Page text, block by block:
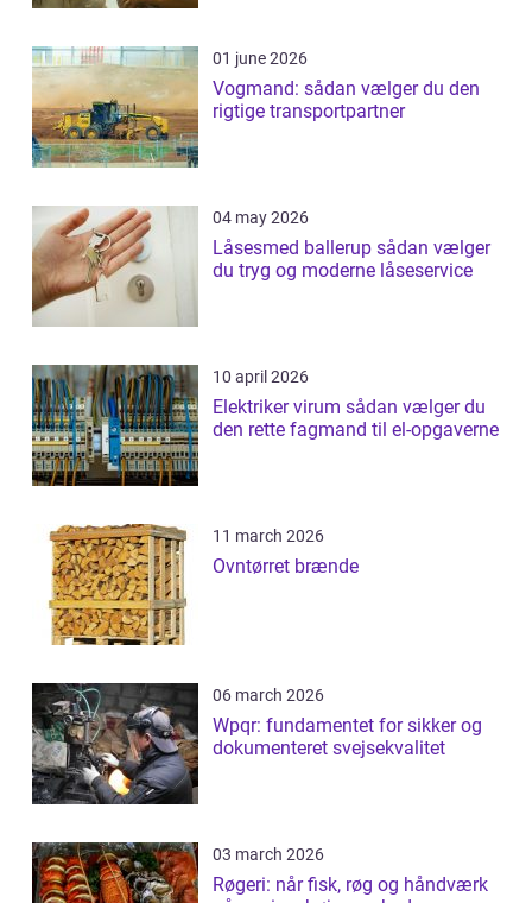
01 june 2026
Vogmand: sådan vælger du den
rigtige transportpartner
04 may 2026
Låsesmed ballerup sådan vælger
du tryg og moderne låseservice
10 april 2026
Elektriker virum sådan vælger du
den rette fagmand til el-opgaverne
11 march 2026
Ovntørret brænde
06 march 2026
Wpqr: fundamentet for sikker og
dokumenteret svejsekvalitet
03 march 2026
Røgeri: når fisk, røg og håndværk